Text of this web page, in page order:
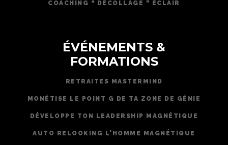
COACHING ❝ DÉCOLLAGE ❞ ÉCLAIR
ÉVÉNEMENTS &
FORMATIONS
RETRAITES MASTERMIND
MONÉTISE LE POINT G DE TA ZONE DE GÉNIE
DÉVELOPPE TON LEADERSHIP MAGNÉTIQUE
AUTO RELOOKING L'HOMME MAGNÉTIQUE